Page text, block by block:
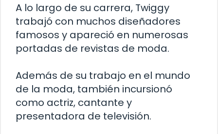
A lo largo de su carrera, Twiggy
trabajó con muchos diseñadores
famosos y apareció en numerosas
portadas de revistas de moda.
Además de su trabajo en el mundo
de la moda, también incursionó
como actriz, cantante y
presentadora de televisión.